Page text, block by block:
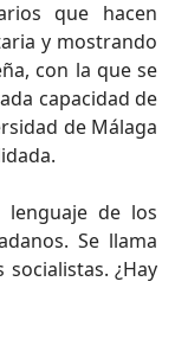
que hacen
y mostrando
con la que se
capacidad de
de Málaga
lenguaje de los
Se llama
¿Hay